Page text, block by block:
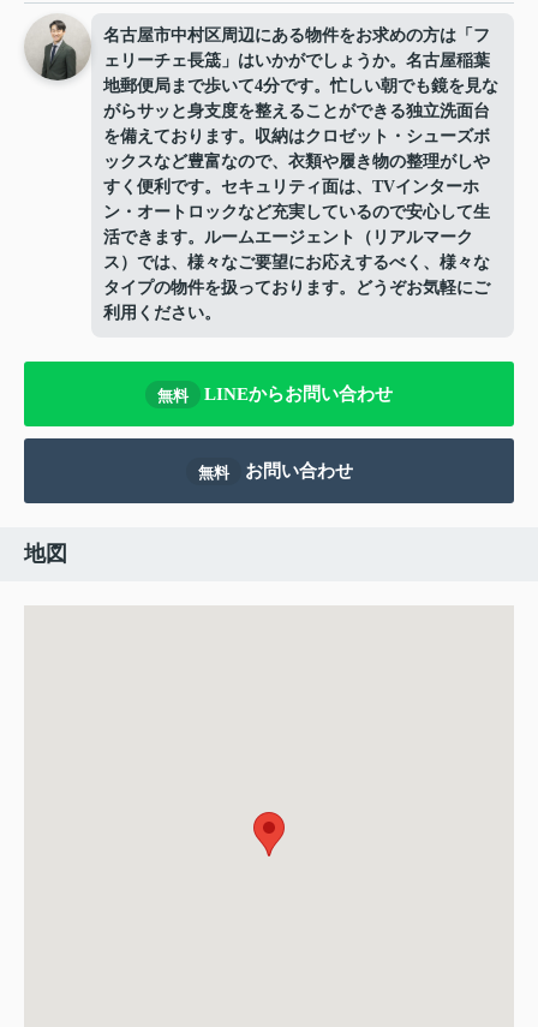
名古屋市中村区周辺にある物件をお求めの方は「フ
ェリーチェ長筬」はいかがでしょうか。名古屋稲葉
地郵便局まで歩いて4分です。忙しい朝でも鏡を見な
がらサッと身支度を整えることができる独立洗面台
を備えております。収納はクロゼット・シューズボ
ックスなど豊富なので、衣類や履き物の整理がしや
すく便利です。セキュリティ面は、TVインターホ
ン・オートロックなど充実しているので安心して生
活できます。ルームエージェント（リアルマーク
ス）では、様々なご要望にお応えするべく、様々な
タイプの物件を扱っております。どうぞお気軽にご
利用ください。
無料 LINEからお問い合わせ
無料 お問い合わせ
地図